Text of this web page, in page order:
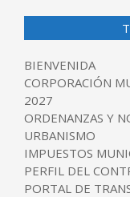
BIENVENIDA
CORPORACIÓN
2027
ORDENANZAS Y
URBANISMO
IMPUESTOS
PERFIL DEL
PORTAL DE